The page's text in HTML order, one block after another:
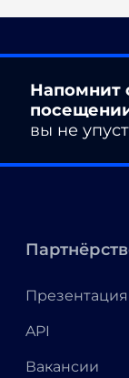
Напомнит
вы не
Презентация
API
Вакансии